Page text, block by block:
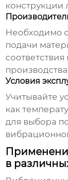
конструкции
Необходимо
подачи
Условия
Учитывайте
как
для выбора
в